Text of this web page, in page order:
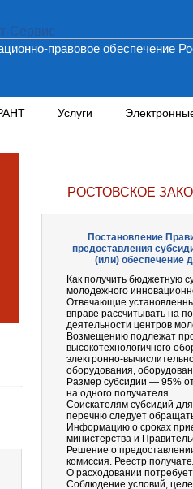
правовое обеспечение
Услуги
РОСТОВСКОЕ
Постановление
предоставления
(или) обеспечение
Как получить бюджетную
молодежного
Отвечающие
вправе рассчитывать на
деятельности центров
Возмещению подлежат
высокотехнологичного
электронно-
оборудования,
Размер субсидии — 95%
на одного получателя.
Соискателям субсидий
перечню следует
Информацию о сроках
министерства и
Решение о
комиссия. Реестр
О расходовании
Соблюдение условий,